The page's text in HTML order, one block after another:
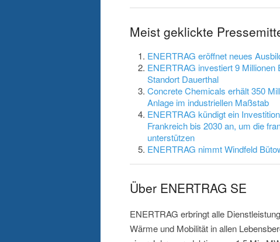
Meist geklickte
ENERTRAG eröffnet neues
ENERTRAG investiert 9
Standort Dauerthal
Concrete Chemicals erhält 350
Anlage im industriellen Maßstab
ENERTRAG kündigt ein
Frankreich bis 2030 an, um die
unterstützen
ENERTRAG nimmt Windfeld
Über ENERTRAG SE
ENERTRAG erbringt alle
Wärme und Mobilität in allen